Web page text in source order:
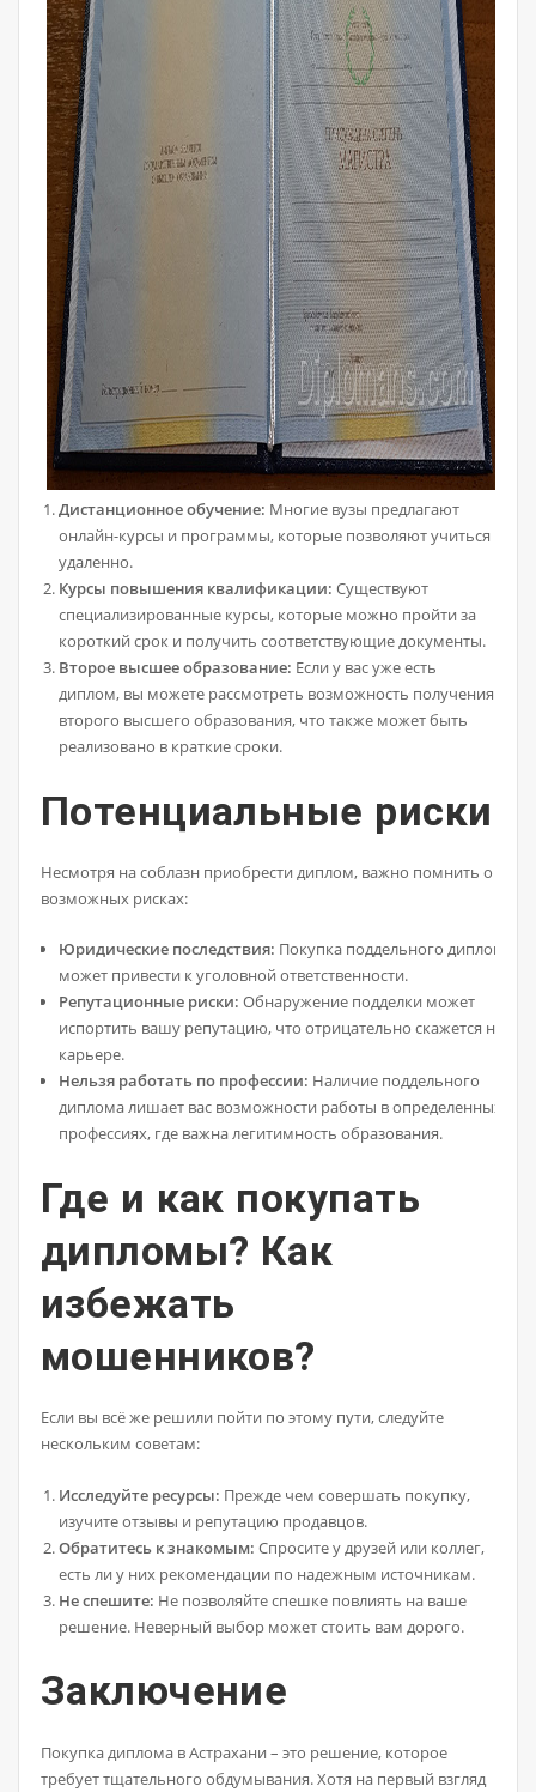
Дистанционное обучение: Многие вузы предлагают
онлайн-курсы и программы, которые позволяют учиться
удаленно.
Курсы повышения квалификации: Существуют
специализированные курсы, которые можно пройти за
короткий срок и получить соответствующие документы.
Второе высшее образование: Если у вас уже есть
диплом, вы можете рассмотреть возможность получения
второго высшего образования, что также может быть
реализовано в краткие сроки.
Потенциальные риски
Несмотря на соблазн приобрести диплом, важно помнить о
возможных рисках:
Юридические последствия: Покупка поддельного диплома
может привести к уголовной ответственности.
Репутационные риски: Обнаружение подделки может
испортить вашу репутацию, что отрицательно скажется на
карьере.
Нельзя работать по профессии: Наличие поддельного
диплома лишает вас возможности работы в определенных
профессиях, где важна легитимность образования.
Где и как покупать
дипломы? Как
избежать
мошенников?
Если вы всё же решили пойти по этому пути, следуйте
нескольким советам:
Исследуйте ресурсы: Прежде чем совершать покупку,
изучите отзывы и репутацию продавцов.
Обратитесь к знакомым: Спросите у друзей или коллег,
есть ли у них рекомендации по надежным источникам.
Не спешите: Не позволяйте спешке повлиять на ваше
решение. Неверный выбор может стоить вам дорого.
Заключение
Покупка диплома в Астрахани – это решение, которое
требует тщательного обдумывания. Хотя на первый взгляд